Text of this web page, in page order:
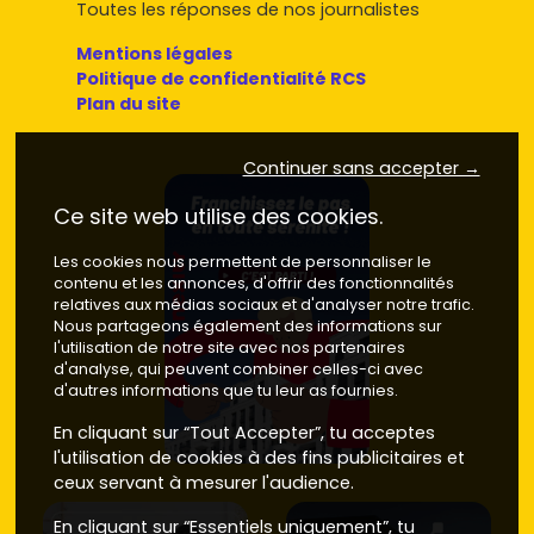
déplaces souvent, avec un accès direct aux zones
commerciales. C'est un spot apprécié des investisseurs
pour la visibilité et le stationnement. Prix du
3 700 à 4 300 €/m²
tout en restant connectées aux commodités urbaines.
, vise environ 3 600 à 4 200 €/m²
l'exposition et la terrasse.
Si tu t'élargis côtéThionville(gare, centre), les prix du
neuf peuvent monter davantage (4 200 à 5 200 €/m²
les secteurs les plus recherchés). À Terville, le rapport
qualité/prixreste souvent plus attractif pour un premier
achat.
Neuf ou ancien à Terville : avantages,
inconvénients et chiffres clés
Pour t'aider à choisir, voici une comparaison détaillée
entre neuf et ancien :
Toutes les réponses de nos journalistes
Mentions légales
Politique de confidentialité RCS
Plan du site
Continuer sans accepter →
Ce site web utilise des cookies.
Les cookies nous permettent de personnaliser le
contenu et les annonces, d'offrir des fonctionnalités
relatives aux médias sociaux et d'analyser notre trafic.
Nous partageons également des informations sur
l'utilisation de notre site avec nos partenaires
d'analyse, qui peuvent combiner celles-ci avec
d'autres informations que tu leur as fournies.
En cliquant sur “Tout Accepter”, tu acceptes
l'utilisation de cookies à des fins publicitaires et
ceux servant à mesurer l'audience.
En cliquant sur “Essentiels uniquement”, tu